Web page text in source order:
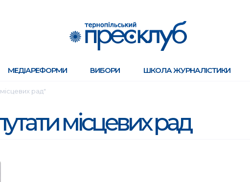
МЕДІАРЕФОРМИ ВИБОРИ ШКОЛА ЖУРНАЛІСТИКИ
рад"
місцевих рад